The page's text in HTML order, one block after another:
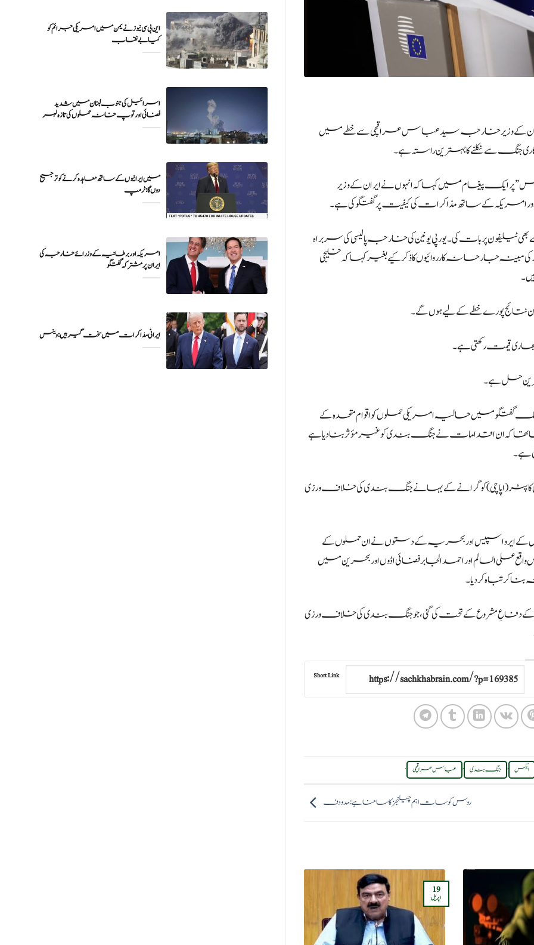
نے ایران کے وزیر خارجہ سید عباس عراقچی سے خطے میں
سے نکلنے کا بہترین راستہ ہے۔
ایک پیغام میں کہا کہ انہوں نے ایران کے وزیر
کے ساتھ مذاکرات کی کیفیت پر گفتگو کی ہے۔
پر بات کی۔ یورپی یونین کی خارجہ پالیسی کی سربراہ
جارحانہ کارروائیوں کا ذکر کیے بغیر کہا کہ خلیجی
نتائج پورے خطے کے لیے ہوں گے۔
قیمت رکھتی ہے۔
حل ہے۔
گفتگو میں حالیہ امریکی حملوں کو اقوام متحدہ کے
کہا تھا کہ ان اقدامات نے جنگ بندی کو غیر مؤثر بنا دیا ہے
ہے۔
(اپاچی) کو گرانے کے بہانے جنگ بندی کی خلاف ورزی
کے ایرو اسپیس اور بحریہ کے دستوں نے ان حملوں کے
السالم اور احمد الجابر فضائی اڈوں اور بحرین میں
کے دفاعِ مشروع کے تحت کی گئی، جو جنگ بندی کی خلاف ورزی
Short Link
ایکس , جنگ بندی , عباس عراقچی .
روس کو سات اہم چیلنجز کا سامنا ہے: مدودف
19
اپریل
این بی سی نیوز نے یمن میں امریکی جرائم کو
اسرائیل کی جنوب لبنان میں شدید
فضائی اور توپ خانہ حملوں کی تازہ لہر
میں ایرانیوں کے ساتھ معاہدہ کرنے کو ترجیح
دوں گا : ٹرمپ
امریکہ اور برطانیہ کے وزرائے خارجہ کی
ایران پر مشترکہ گفتگو
ایرانی مذاکرات میں سخت گیر ہیں: وینس